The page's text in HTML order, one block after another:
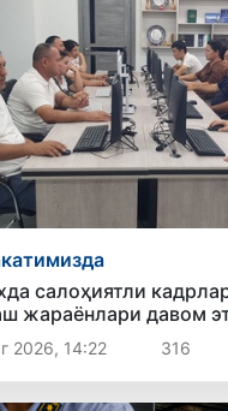
салоҳиятли
жараёнлари давом
2026, 14:22 316